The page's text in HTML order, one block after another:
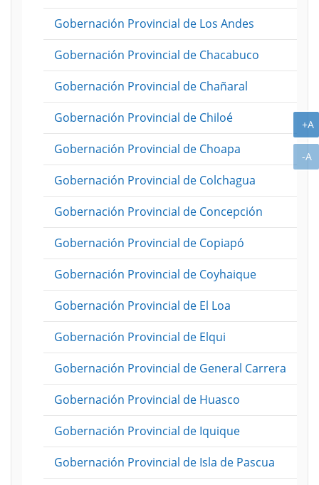
Gobernación Provincial de Los Andes
Gobernación Provincial de Chacabuco
Gobernación Provincial de Chañaral
Gobernación Provincial de Chiloé
Gobernación Provincial de Choapa
Gobernación Provincial de Colchagua
Gobernación Provincial de Concepción
Gobernación Provincial de Copiapó
Gobernación Provincial de Coyhaique
Gobernación Provincial de El Loa
Gobernación Provincial de Elqui
Gobernación Provincial de General Carrera
Gobernación Provincial de Huasco
Gobernación Provincial de Iquique
Gobernación Provincial de Isla de Pascua
+A
-A